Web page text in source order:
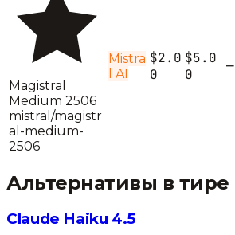
Magistral
Medium 2506
mistral/magistr
al-medium-
2506
Mistra
l AI
$2.0
0
$5.0
0
—
Альтернативы в тире
Claude Haiku 4.5